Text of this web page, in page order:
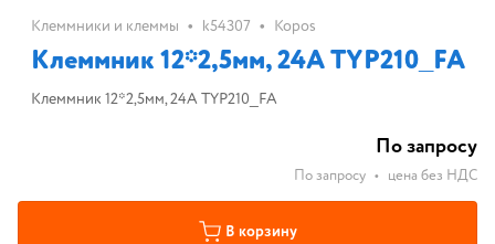
Клеммники и клеммы • k54307 • Kopos
Клеммник 12*2,5мм, 24А TYP210_FA
Клеммник 12*2,5мм, 24А TYP210_FA
По запросу
По запросу • цена без НДС
В корзину